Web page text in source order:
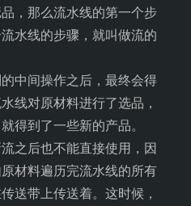
，那么流水线的第一个步
水线的步骤，就叫做流的
中间操作之后，最终会得
线对原材料进行了选品，
得到了一些新的产品。
流之后也不能直接使用，因
材料遍历完流水线的所有
送带上传送着。这时候，